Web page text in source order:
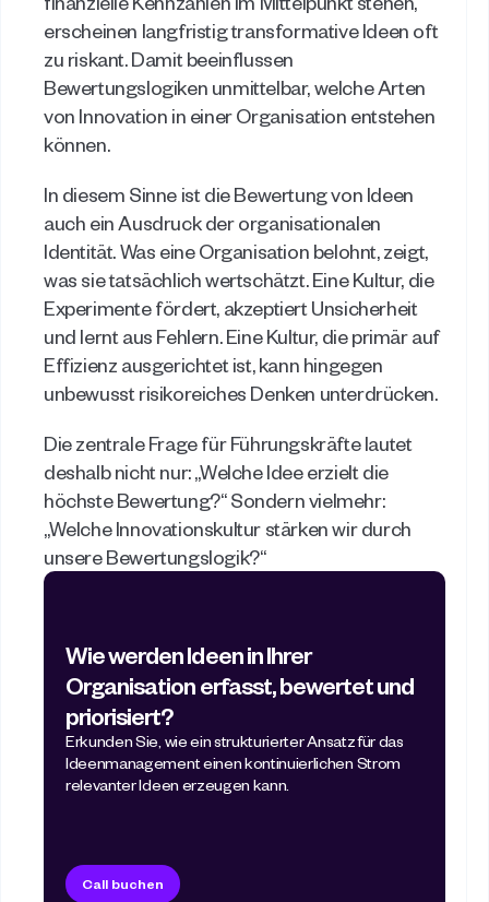
erscheinen langfristig transformative Ideen oft
zu riskant. Damit beeinflussen
Bewertungslogiken unmittelbar, welche Arten
von Innovation in einer Organisation entstehen
können.
In diesem Sinne ist die Bewertung von Ideen
auch ein Ausdruck der organisationalen
Identität. Was eine Organisation belohnt, zeigt,
was sie tatsächlich wertschätzt. Eine Kultur, die
Experimente fördert, akzeptiert Unsicherheit
und lernt aus Fehlern. Eine Kultur, die primär auf
Effizienz ausgerichtet ist, kann hingegen
unbewusst risikoreiches Denken unterdrücken.
Die zentrale Frage für Führungskräfte lautet
deshalb nicht nur: „Welche Idee erzielt die
höchste Bewertung?“ Sondern vielmehr:
„Welche Innovationskultur stärken wir durch
unsere Bewertungslogik?“
Wie werden Ideen in Ihrer
Organisation erfasst, bewertet und
priorisiert?
Erkunden Sie, wie ein strukturierter Ansatz für das
Ideenmanagement einen kontinuierlichen Strom
relevanter Ideen erzeugen kann.
Call buchen